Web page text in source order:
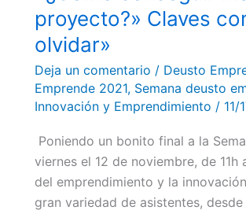
proyecto?» Claves
olvidar»
Deja un comentario / Deusto
Emprende 2021, Semana deusto
Innovación y Emprendimiento / 11/
Poniendo un bonito final a la
viernes el 12 de noviembre, de
del emprendimiento y la
gran variedad de asistentes,